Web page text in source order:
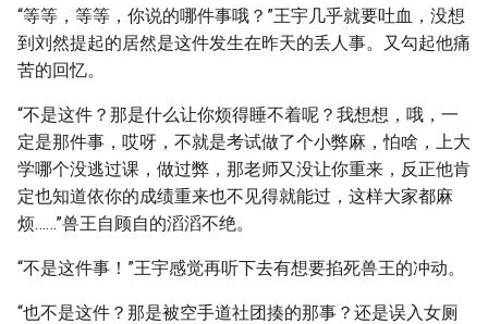
“等等，等等，你说的哪件事哦？”王宇几乎就要吐血，没想
到刘然提起的居然是这件发生在昨天的丢人事。又勾起他痛
苦的回忆。
“不是这件？那是什么让你烦得睡不着呢？我想想，哦，一
定是那件事，哎呀，不就是考试做了个小弊麻，怕啥，上大
学哪个没逃过课，做过弊，那老师又没让你重来，反正他肯
定也知道依你的成绩重来也不见得就能过，这样大家都麻
烦……”兽王自顾自的滔滔不绝。
“不是这件事！”王宇感觉再听下去有想要掐死兽王的冲动。
“也不是这件？那是被空手道社团揍的那事？还是误入女厕